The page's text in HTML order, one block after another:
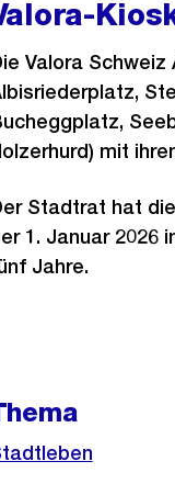
Valora
mit
Stadtrat hat
1. Januar 2026
Jahre.